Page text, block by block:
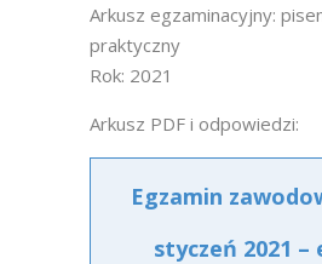
Arkusz egzaminacyjny:
praktyczny
Rok: 2021
Arkusz PDF i odpowiedzi:
Egzamin
styczeń 2021 –